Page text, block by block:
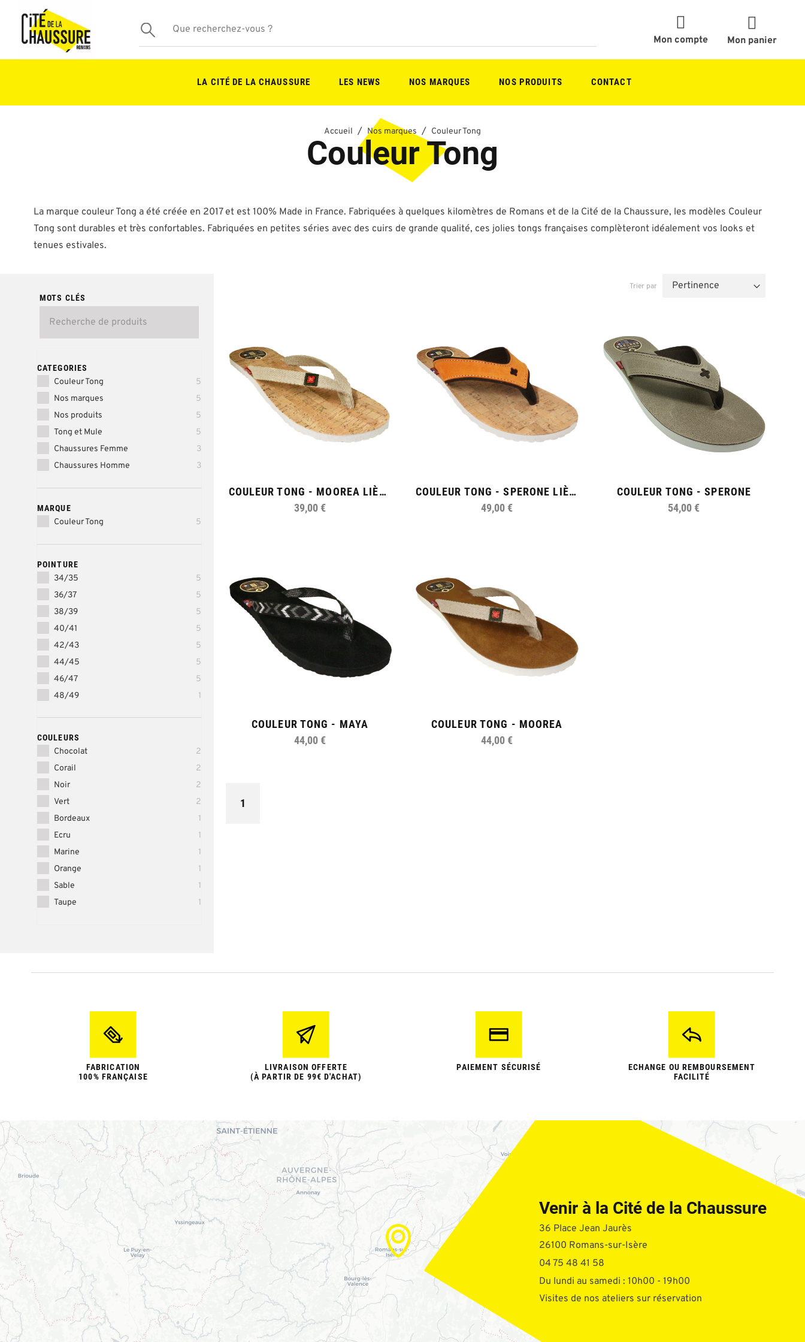
Mon compte Mon panier
LA CITÉ DE LA CHAUSSURE LES NEWS NOS MARQUES NOS PRODUITS CONTACT
Accueil Nos marques Couleur Tong
Couleur Tong
La marque couleur Tong a été créée en 2017 et est 100% Made in France. Fabriquées à quelques kilomètres de Romans et de la Cité de la Chaussure, les modèles Couleur
Tong sont durables et très confortables. Fabriquées en petites séries avec des cuirs de grande qualité, ces jolies tongs françaises complèteront idéalement vos looks et
tenues estivales.
MOTS CLÉS
CATEGORIES
Couleur Tong
5
Nos marques
5
Nos produits
5
Tong et Mule
5
Chaussures Femme
3
Chaussures Homme
3
MARQUE
Couleur Tong 5
POINTURE
34/35
5
36/37
5
38/39
5
40/41
5
42/43
5
44/45
5
46/47
5
48/49
1
COULEURS
Chocolat
2
Corail
2
Noir
2
Vert
2
Bordeaux
1
Ecru
1
Marine
1
Orange
1
Sable
1
Taupe
1
Trier par
COULEUR TONG - MOOREA LIÈGE
39,00 €
COULEUR TONG - SPERONE LIÈGE
49,00 €
COULEUR TONG - SPERONE
54,00 €
COULEUR TONG - MAYA
44,00 €
COULEUR TONG - MOOREA
44,00 €
1
FABRICATION
100% FRANÇAISE
LIVRAISON OFFERTE
(À PARTIR DE 99€ D'ACHAT)
PAIEMENT SÉCURISÉ
ECHANGE OU REMBOURSEMENT
FACILITÉ
Venir à la Cité de la Chaussure
36 Place Jean Jaurès
26100 Romans-sur-Isère
04 75 48 41 58
Du lundi au samedi : 10h00 - 19h00
Visites de nos ateliers sur réservation